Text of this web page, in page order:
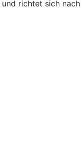
und richtet sich nach